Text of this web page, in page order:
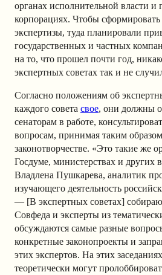
органах исполнительной власти и
корпорациях. Чтобы
экспертизы, туда планировали
государственных и частных
на то, что прошел почти год,
экспертных советах так и не
Согласно положениям об
каждого совета свое, они должны
сенаторам в работе,
вопросам, принимая таким
законотворчестве. «Это такие же
Госдуме, министерствах и других
Владлена Пушкарева, аналитик
изучающего деятельность
— [В экспертных советах]
Совфеда и эксперты из
обсуждаются самые разные
конкретные законопроекты и
этих экспертов. На этих
теоретически могут